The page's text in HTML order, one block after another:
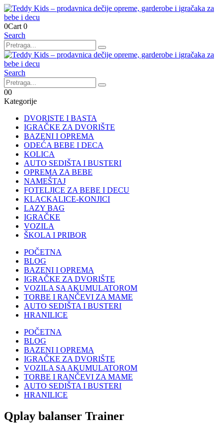
0Cart 0
Search
Search
00
Kategorije
DVORISTE I BASTA
IGRAČKE ZA DVORIŠTE
BAZENI I OPREMA
ODEĆA BEBE I DECA
KOLICA
AUTO SEDIŠTA I BUSTERI
OPREMA ZA BEBE
NAMEŠTAJ
FOTELJICE ZA BEBE I DECU
KLACKALICE-KONJICI
LAZY BAG
IGRAČKE
VOZILA
ŠKOLA I PRIBOR
POČETNA
BLOG
BAZENI I OPREMA
IGRAČKE ZA DVORIŠTE
VOZILA SA AKUMULATOROM
TORBE I RANČEVI ZA MAME
AUTO SEDIŠTA I BUSTERI
HRANILICE
POČETNA
BLOG
BAZENI I OPREMA
IGRAČKE ZA DVORIŠTE
VOZILA SA AKUMULATOROM
TORBE I RANČEVI ZA MAME
AUTO SEDIŠTA I BUSTERI
HRANILICE
Qplay balanser Trainer